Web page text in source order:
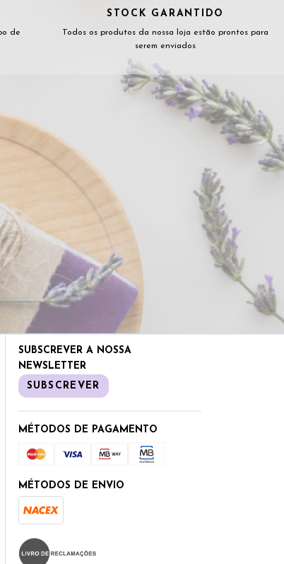
de
STOCK GARANTIDO
Todos os produtos da nossa loja estão prontos para
serem enviados
SUBSCREVER A NOSSA
NEWSLETTER
SUBSCREVER
MÉTODOS DE PAGAMENTO
MÉTODOS DE ENVIO